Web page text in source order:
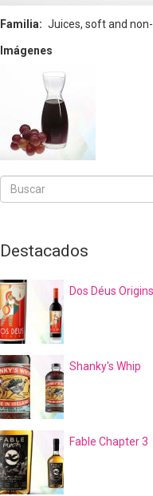
Familia Juices, soft and
Imágenes
Buscar
Buscar
Destacados
Dos Déus
Shanky's Whip
Fable Chapter 3